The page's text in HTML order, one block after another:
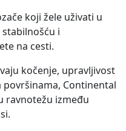
koji žele uživati u
i
na cesti.
kočenje, upravljivost
Continental
ravnotežu između